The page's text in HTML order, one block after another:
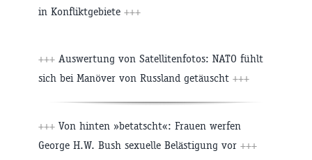
in Konfliktgebiete +++
+++ Auswertung von Satellitenfotos: NATO fühlt
sich bei Manöver von Russland getäuscht +++
+++ Von hinten »betatscht«: Frauen werfen
George H.W. Bush sexuelle Belästigung vor +++